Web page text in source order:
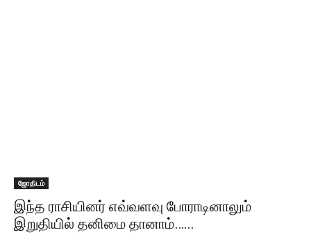
ஜோதிடம்
இந்த ராசியினர் எவ்வளவு போராடினாலும்
இறுதியில் தனிமை தானாம்…...